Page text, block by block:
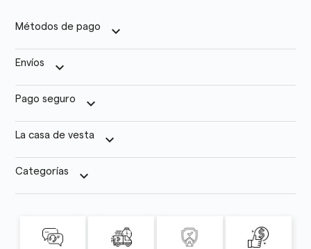
Métodos de pago keyboard_arrow_down
Envíos keyboard_arrow_down
Pago seguro keyboard_arrow_down
La casa de vesta keyboard_arrow_down
Categorías keyboard_arrow_down